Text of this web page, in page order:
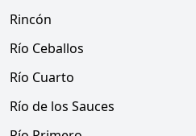
Rincón
Río Ceballos
Río Cuarto
Río de los Sauces